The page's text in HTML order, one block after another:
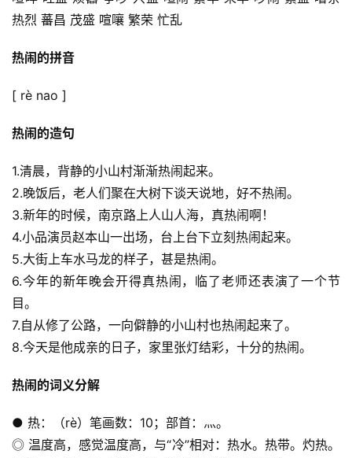
热烈 蕃昌 茂盛 喧嚷 繁荣 忙乱
热闹的拼音
[ rè nao ]
热闹的造句
1.清晨，背静的小山村渐渐热闹起来。
2.晚饭后，老人们聚在大树下谈天说地，好不热闹。
3.新年的时候，南京路上人山人海，真热闹啊！
4.小品演员赵本山一出场，台上台下立刻热闹起来。
5.大街上车水马龙的样子，甚是热闹。
6.今年的新年晚会开得真热闹，临了老师还表演了一个节
目。
7.自从修了公路，一向僻静的小山村也热闹起来了。
8.今天是他成亲的日子，家里张灯结彩，十分的热闹。
热闹的词义分解
● 热：（rè）笔画数：10；部首：灬。
◎ 温度高，感觉温度高，与“冷”相对：热水。热带。灼热。